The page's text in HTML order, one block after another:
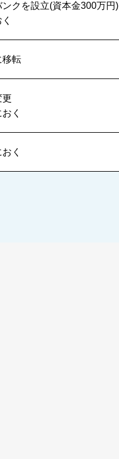
クを設立(資本金300万円)
移転
更
く
く